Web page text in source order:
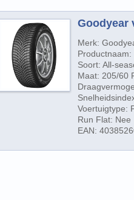
Goodyear
Merk:
Soort: All-
Maat: 205/60
Voertuigtype:
Run Flat: Nee
EAN: